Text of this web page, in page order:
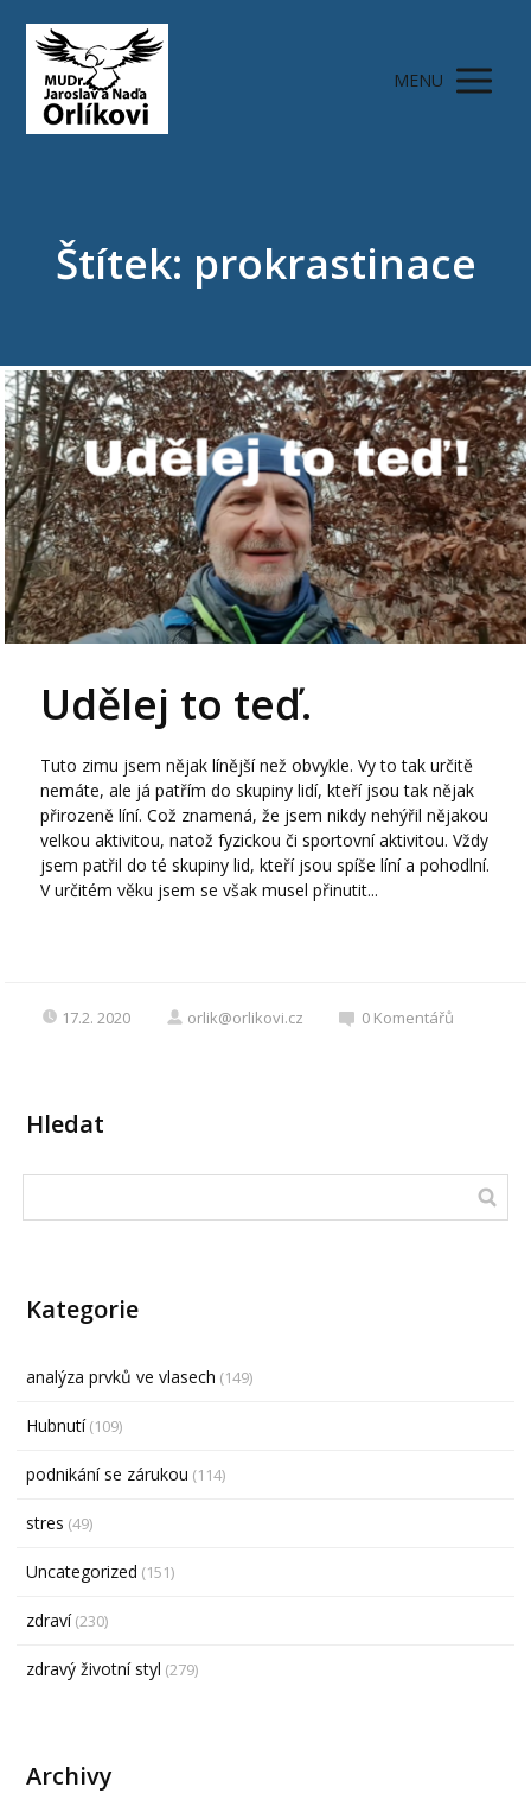
MENU
Štítek: prokrastinace
Udělej to teď.
Tuto zimu jsem nějak línější než obvykle. Vy to tak určitě
nemáte, ale já patřím do skupiny lidí, kteří jsou tak nějak
přirozeně líní. Což znamená, že jsem nikdy nehýřil nějakou
velkou aktivitou, natož fyzickou či sportovní aktivitou. Vždy
jsem patřil do té skupiny lid, kteří jsou spíše líní a pohodlní.
V určitém věku jsem se však musel přinutit...
17.2. 2020 orlik@orlikovi.cz 0 Komentářů
Hledat
Kategorie
analýza prvků ve vlasech (149)
Hubnutí(109)
podnikání se zárukou (114)
stres (49)
Uncategorized (151)
zdraví(230)
zdravý životní styl (279)
Archivy